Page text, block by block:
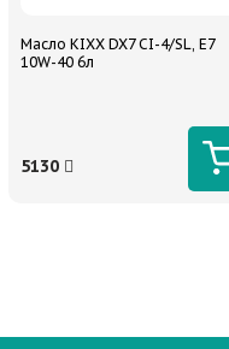
Масло KIXX DX7 CI-4/SL, E7
10W-40 6л
5130